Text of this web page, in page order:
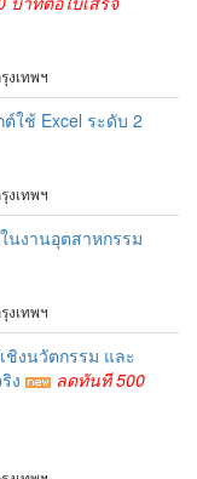
งเทพฯ
ใช้ Excel ระดับ 2
งเทพฯ
นงานอุตสาหกรรม
งเทพฯ
งนวัตกรรม และ
ง
ลดทันที 500